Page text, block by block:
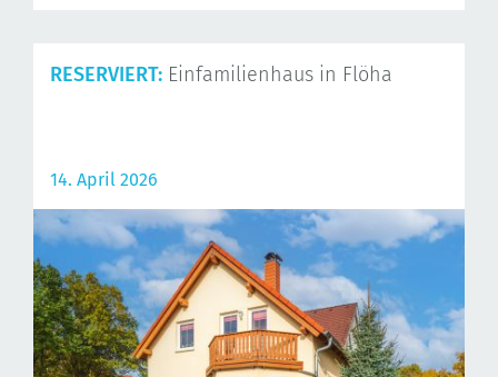
RESERVIERT: Einfamilienhaus in Flöha
14. April 2026